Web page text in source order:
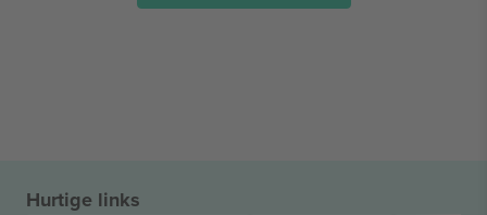
Hurtige links